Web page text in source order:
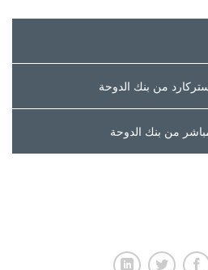
من بنك الدوحة
من بنك الدوحة